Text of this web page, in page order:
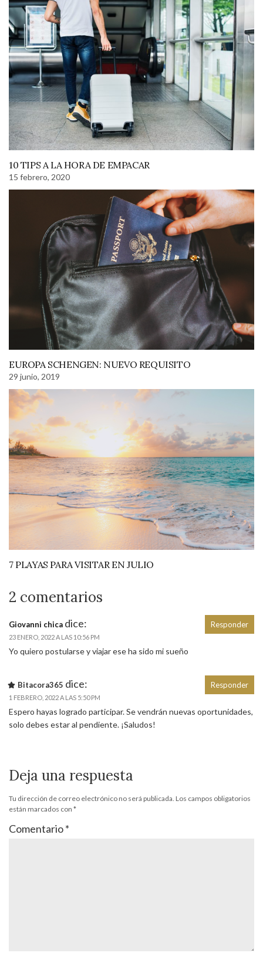
10 TIPS A LA HORA DE EMPACAR
15 febrero, 2020
EUROPA SCHENGEN: NUEVO REQUISITO
29 junio, 2019
7 PLAYAS PARA VISITAR EN JULIO
2 comentarios
Giovanni chica dice:
23 ENERO, 2022 A LAS 10:56 PM
Yo quiero postularse y viajar ese ha sido mi sueño
Responder
Bitacora365 dice:
1 FEBRERO, 2022 A LAS 5:50 PM
Espero hayas logrado participar. Se vendrán nuevas oportunidades,
solo debes estar al pendiente. ¡Saludos!
Responder
Deja una respuesta
Tu dirección de correo electrónico no será publicada. Los campos obligatorios
están marcados con *
Comentario*